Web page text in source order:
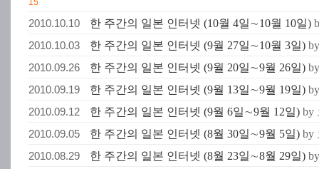
15
2010.10.10 한 주간의 일본 인터넷 (10월 4일∼10월 10일)
2010.10.03
한 주간의 일본 인터넷 (9월 27일∼10월 3일)
2010.09.26
한 주간의 일본 인터넷 (9월 20일∼9월 26일)
2010.09.19
한 주간의 일본 인터넷 (9월 13일∼9월 19일)
2010.09.12
한 주간의 일본 인터넷 (9월 6일∼9월 12일) by
2010.09.05
한 주간의 일본 인터넷 (8월 30일∼9월 5일) by
2010.08.29
한 주간의 일본 인터넷 (8월 23일∼8월 29일)